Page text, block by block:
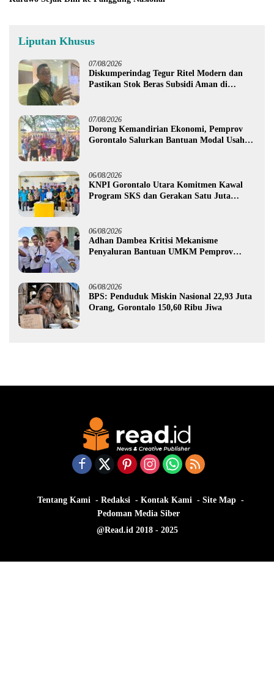
Liputan Khusus
07/08/2026
Diskumperindag Tegur Ritel Modern dan
Pastikan Stok Beras Subsidi Aman di
07/08/2026
Dorong Kemandirian Ekonomi, Pemprov
Gorontalo Salurkan Bantuan Modal Usaha
06/08/2026
KNPI Gorontalo Utara Komitmen Kawal
Program SKS dan Gerakan Satu Juta
06/08/2026
Adhan Dambea Kritisi Mekanisme
Penyaluran Bantuan UMKM Pemprov
06/08/2026
BPS: Penduduk Miskin Nasional 22,93 Juta
Orang, Gorontalo 150,60 Ribu Jiwa
Tentang Kami Redaksi Kontak Kami
Site Map
Pedoman Media Siber
@Read.id 2018 - 2025